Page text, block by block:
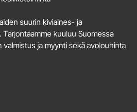
suurin kiviaines- ja
kuuluu Suomessa
valmistus ja myynti sekä avolouhinta